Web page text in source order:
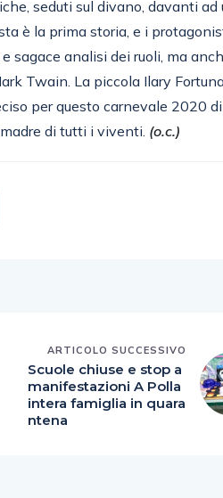
seduti sul divano, davanti ad
è la prima storia, e i
sagace analisi dei ruoli, ma
Twain. La piccola Ilary
per questo carnevale 2020 di
di tutti i viventi. (o.c.)
ARTICOLO SUCCESSIVO
Scuole chiuse e stop a
manifestazioni A Polla
intera famiglia in quara
ntena